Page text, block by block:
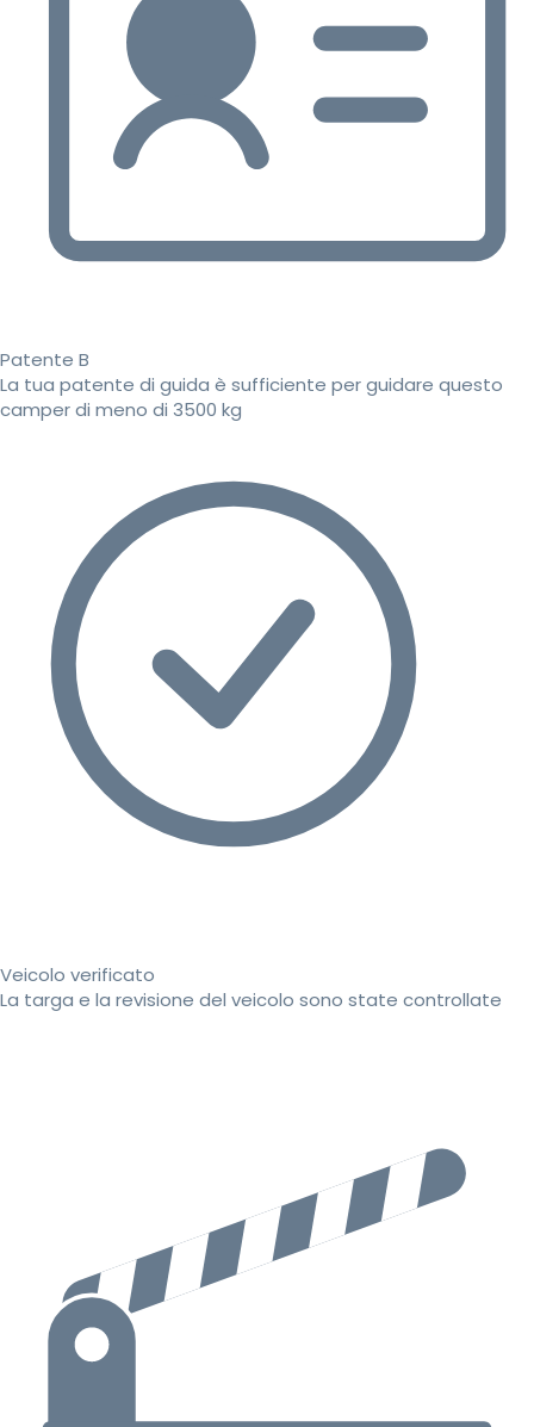
Patente B
La tua patente di guida è sufficiente per guidare questo
camper di meno di 3500 kg
Veicolo verificato
La targa e la revisione del veicolo sono state controllate